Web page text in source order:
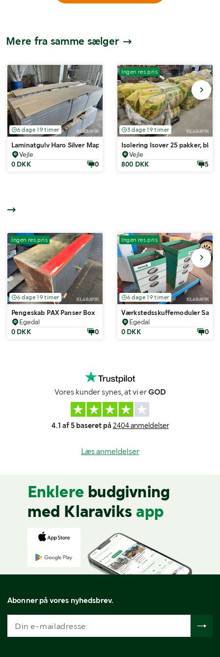
Mere fra samme sælger
6 dage 19 timer
Laminatgulv Haro Silver Maple Vario 96m2
Vejle
0 DKK
0
Ingen res.pris
3 dage 19 timer
Isolering Isover 25 pakker,
Vejle
800 DKK
5
Ingen res.pris
6 dage 19 timer
Pengeskab PAX Panser Box
Egedal
0 DKK
0
Ingen res.pris
6 dage 19 timer
Værkstedsskuffemoduler
Egedal
0 DKK
0
Vores kunder synes, at vi erGOD
4.1 af 5 baseret på 2404 anmeldelser
Læs anmeldelser
Enklere budgivning
med Klaraviks app
Abonner på vores nyhedsbrev.